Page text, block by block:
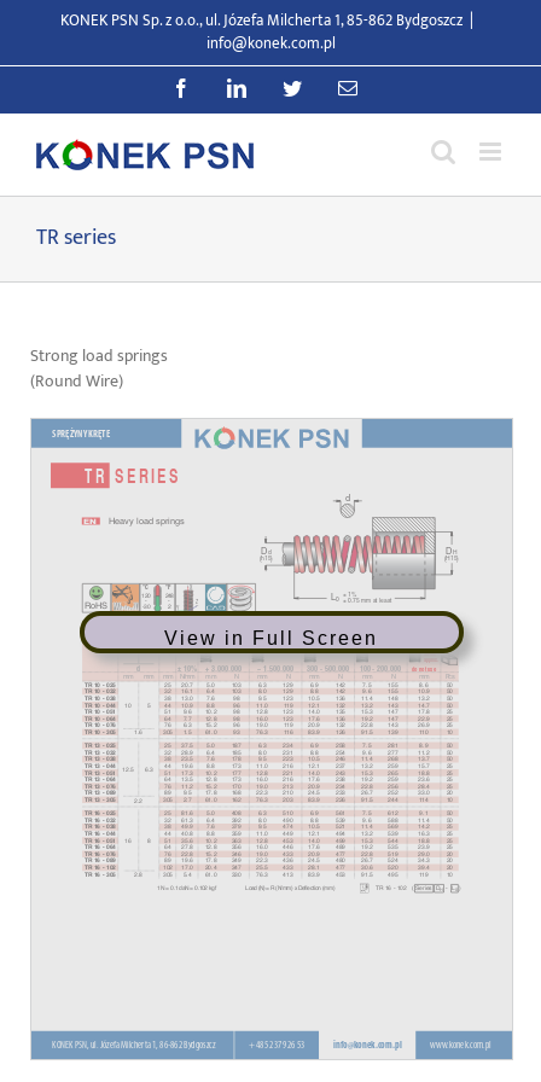
zawartości
KONEK PSN Sp. z o.o., ul. Józefa Milcherta 1, 85-862 Bydgoszcz |
info@konek.com.pl
FacebookLinkedInTwitterE-
TR series
Strong load springs
(Round Wire)
View in Full Screen